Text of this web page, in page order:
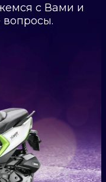
с Вами и
вопросы.